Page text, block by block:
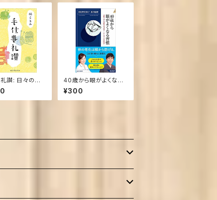
讃: 日々の暮ら
残したい 手づ
しむコツと工夫
– 2017/11/9
40歳から眼がよくなる
習慣 (青春新書インテリ
ジェンス) 新書
¥300